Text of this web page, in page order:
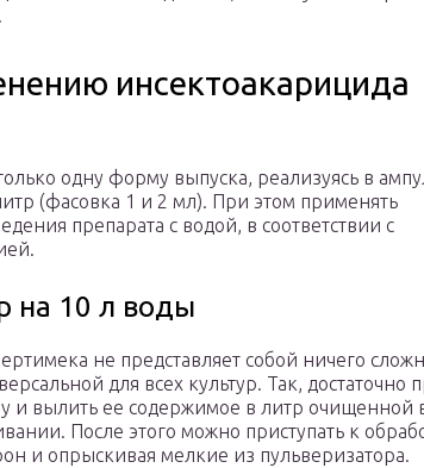
инсектоакарицида
одну форму выпуска, реализуясь в
(фасовка 1 и 2 мл). При этом применять
препарата с водой, в соответствии с
на 10 л воды
не представляет собой ничего
для всех культур. Так, достаточно
и вылить ее содержимое в литр очищенной
После этого можно приступать к
и опрыскивая мелкие из пульверизатора.